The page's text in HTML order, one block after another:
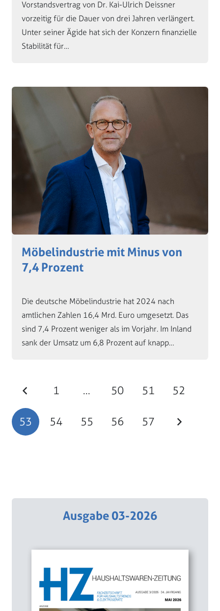
Vorstandsvertrag von Dr. Kai-Ulrich Deissner
vorzeitig für die Dauer von drei Jahren verlängert.
Unter seiner Ägide hat sich der Konzern finanzielle
Stabilität für…
Möbelindustrie mit Minus von
7,4 Prozent
Die deutsche Möbelindustrie hat 2024 nach
amtlichen Zahlen 16,4 Mrd. Euro umgesetzt. Das
sind 7,4 Prozent weniger als im Vorjahr. Im Inland
sank der Umsatz um 6,8 Prozent auf knapp…
1 … 50 51 52
53 54 55 56 57
Ausgabe 03-2026